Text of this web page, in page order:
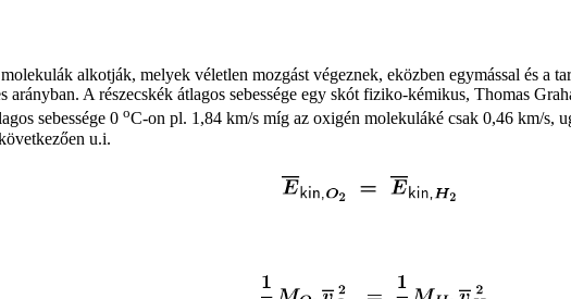
alkotják, melyek véletlen mozgást végeznek, eközben egymással és a
arányban. A részecskék átlagos sebessége egy skót fiziko-kémikus, Thomas
sebessége 0 oC-on pl. 1,84 km/s míg az oxigén molekuláké csak 0,46 km/s,
u.i.